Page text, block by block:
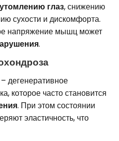
утомлению глаз, снижению
сухости и дискомфорта.
напряжение мышц может
.
– дегенеративное
которое часто становится
. При этом состоянии
эластичность, что